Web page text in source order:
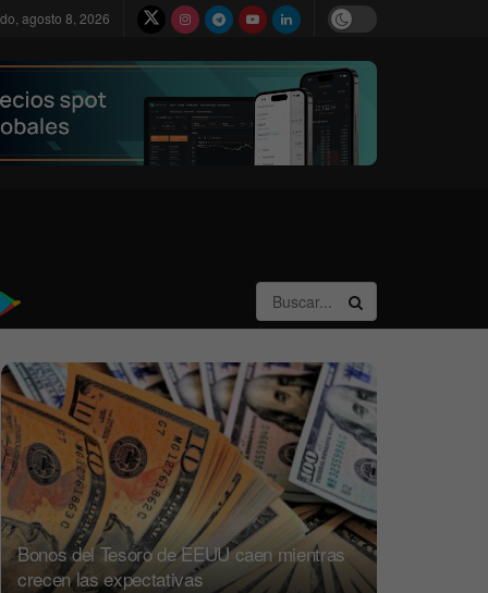
agosto 8, 2026
Bonos del Tesoro de EEUU caen mientras
crecen las expectativas